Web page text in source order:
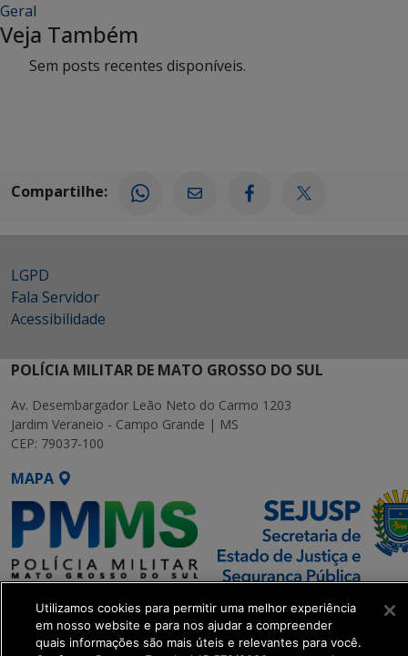
Geral
Veja Também
Sem posts recentes disponíveis.
Compartilhe:
LGPD
Fala Servidor
Acessibilidade
POLÍCIA MILITAR DE MATO GROSSO DO SUL
Av. Desembargador Leão Neto do Carmo 1203
Jardim Veraneio - Campo Grande | MS
CEP: 79037-100
MAPA
SETDIG | Secretaria-Executiva
de Transformação Digital
Utilizamos cookies para permitir uma melhor experiência
em nosso website e para nos ajudar a compreender
quais informações são mais úteis e relevantes para você.